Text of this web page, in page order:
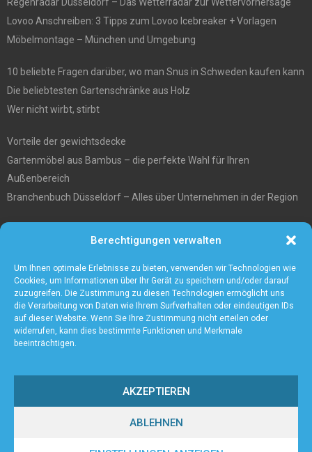
Berechtigungen verwalten
Um Ihnen optimale Erlebnisse zu bieten, verwenden wir Technologien wie
Cookies, um Informationen über Ihr Gerät zu speichern und/oder darauf
zuzugreifen. Die Zustimmung zu diesen Technologien ermöglicht uns
die Verarbeitung von Daten wie Ihrem Surfverhalten oder eindeutigen IDs
auf dieser Website. Wenn Sie Ihre Zustimmung nicht erteilen oder
widerrufen, kann dies bestimmte Funktionen und Merkmale
beeinträchtigen.
AKZEPTIEREN
ABLEHNEN
Regenradar Düsseldorf – Das Wetterradar zur Wettervorhersage
Lovoo Anschreiben: 3 Tipps zum Lovoo Icebreaker + Vorlagen
Möbelmontage – München und Umgebung
10 beliebte Fragen darüber, wo man Snus in Schweden kaufen kann
Die beliebtesten Gartenschränke aus Holz
Wer nicht wirbt, stirbt
Vorteile der gewichtsdecke
Gartenmöbel aus Bambus – die perfekte Wahl für Ihren
Außenbereich
Branchenbuch Düsseldorf – Alles über Unternehmen in der Region
Die beste Akku-Kettensäge im Test
5 Gründe warum Sie sich für eine Zaunanlage entscheiden sollten